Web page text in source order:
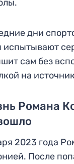
дни
испытывают
сам без
на
Романа
2023 года
После